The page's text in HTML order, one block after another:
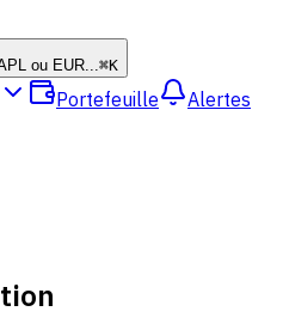
ou EUR...⌘K
Portefeuille Alertes